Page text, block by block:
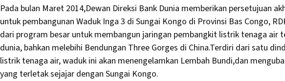
Pada bulan Maret 2014,Dewan Direksi Bank Dunia memberikan persetujuan
untuk pembangunan Waduk Inga 3 di Sungai Kongo di Provinsi Bas Congo,
dari program besar untuk membangun jaringan pembangkit listrik tenaga air
dunia, bahkan melebihi Bendungan Three Gorges di China.Terdiri dari satu
listrik tenaga air, waduk ini akan menengelamkan Lembah Bundi,dan
yang terletak sejajar dengan Sungai Kongo.